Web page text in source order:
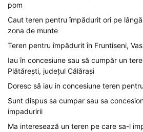
pom
Caut teren pentru împădurit ori pe
zona de munte
Teren pentru împădurit în Fruntiseni,
Iau în concesiune sau să cumpăr un
Plătărești, județul Călărași
Doresc să iau in concesiune teren
Sunt dispus sa cumpar sau sa
impaduririi
Ma interesează un teren pe care sa-l